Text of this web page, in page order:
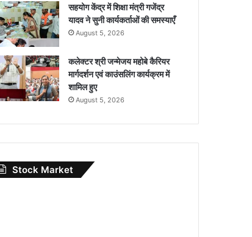
सहयोग केंद्र में शिक्षा मंत्री गजेंद्र
यादव ने सुनी कार्यकर्ताओं की समस्याएँ
August 5, 2026
कलेक्टर श्री जन्मेजय महोबे कैरियर
मार्गदर्शन एवं काउंसलिंग कार्यक्रम में
शामिल हुए
August 5, 2026
Stock Market